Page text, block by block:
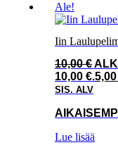
Ale!
Iin
10,00€
10,00 €.5,00
SIS. ALV
Lue lisää